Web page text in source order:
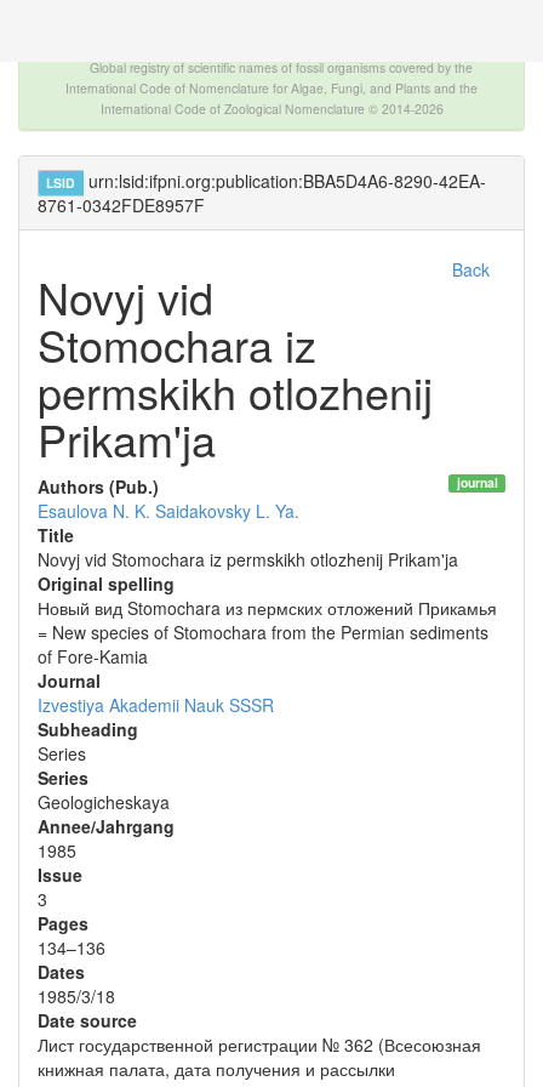
Global registry of scientific names of fossil organisms covered by the
International Code of Nomenclature for Algae, Fungi, and Plants and the
International Code of Zoological Nomenclature © 2014-2026
LSID
urn:lsid:ifpni.org:publication:BBA5D4A6-8290-42EA-
8761-0342FDE8957F
Back
Novyj vid
Stomochara iz
permskikh otlozhenij
Prikam'ja
journal
Authors (Pub.)
Esaulova N. K. Saidakovsky L. Ya.
Title
Novyj vid Stomochara iz permskikh otlozhenij Prikam'ja
Original spelling
Новый вид Stomochara из пермских отложений Прикамья
= New species of Stomochara from the Permian sediments
of Fore-Kamia
Journal
Izvestiya Akademii Nauk SSSR
Subheading
Series
Series
Geologicheskaya
Annee/Jahrgang
1985
Issue
3
Pages
134–136
Dates
1985/3/18
Date source
Лист государственной регистрации № 362 (Всесоюзная
книжная палата, дата получения и рассылки